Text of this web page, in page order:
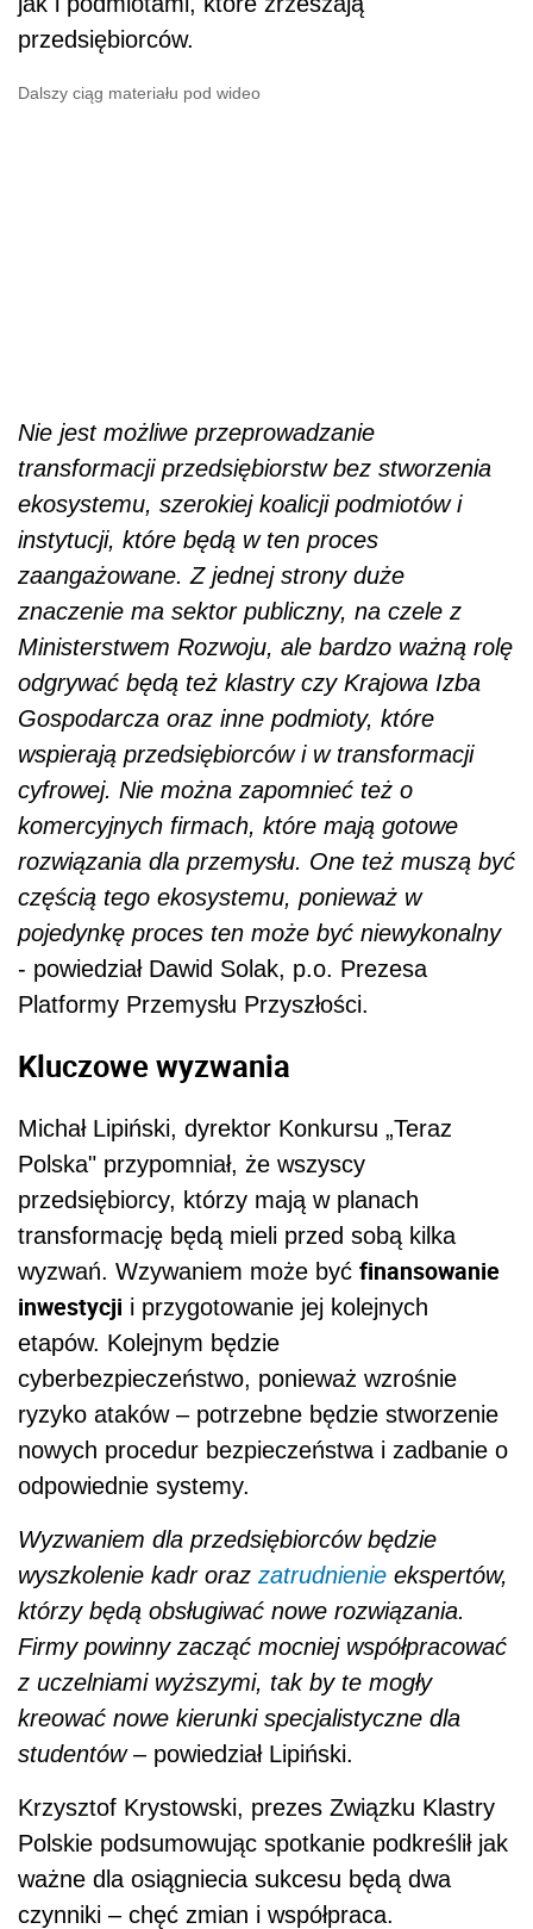
przedsiębiorców.
Dalszy ciąg materiału pod wideo
Nie jest możliwe przeprowadzanie
transformacji przedsiębiorstw bez stworzenia
ekosystemu, szerokiej koalicji podmiotów i
instytucji, które będą w ten proces
zaangażowane. Z jednej strony duże
znaczenie ma sektor publiczny, na czele z
Ministerstwem Rozwoju, ale bardzo ważną rolę
odgrywać będą też klastry czy Krajowa Izba
Gospodarcza oraz inne podmioty, które
wspierają przedsiębiorców i w transformacji
cyfrowej. Nie można zapomnieć też o
komercyjnych firmach, które mają gotowe
rozwiązania dla przemysłu. One też muszą być
częścią tego ekosystemu, ponieważ w
pojedynkę proces ten może być niewykonalny
- powiedział Dawid Solak, p.o. Prezesa
Platformy Przemysłu Przyszłości.
Kluczowe wyzwania
Michał Lipiński, dyrektor Konkursu „Teraz
Polska" przypomniał, że wszyscy
przedsiębiorcy, którzy mają w planach
transformację będą mieli przed sobą kilka
wyzwań. Wzywaniem może być finansowanie
inwestycji i przygotowanie jej kolejnych
etapów. Kolejnym będzie
cyberbezpieczeństwo, ponieważ wzrośnie
ryzyko ataków – potrzebne będzie stworzenie
nowych procedur bezpieczeństwa i zadbanie o
odpowiednie systemy.
Wyzwaniem dla przedsiębiorców będzie
wyszkolenie kadr oraz zatrudnienie ekspertów,
którzy będą obsługiwać nowe rozwiązania.
Firmy powinny zacząć mocniej współpracować
z uczelniami wyższymi, tak by te mogły
kreować nowe kierunki specjalistyczne dla
studentów– powiedział Lipiński.
Krzysztof Krystowski, prezes Związku Klastry
Polskie podsumowując spotkanie podkreślił jak
ważne dla osiągniecia sukcesu będą dwa
czynniki – chęć zmian i współpraca.